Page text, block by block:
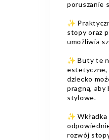
poruszanie
✨
stopy oraz
umożliwia
✨ Buty te
estetyczne,
dziecko
pragną, aby
stylowe.
✨
rozwój